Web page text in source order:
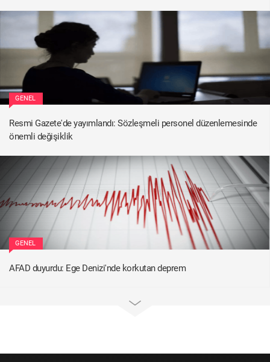
GENEL
Resmi Gazete'de yayımlandı: Sözleşmeli personel düzenlemesinde
önemli değişiklik
GENEL
AFAD duyurdu: Ege Denizi'nde korkutan deprem